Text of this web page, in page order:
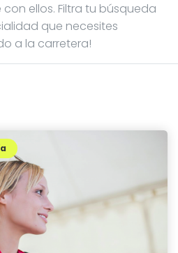
ellos. Filtra tu búsqueda
que necesites
a la carretera!